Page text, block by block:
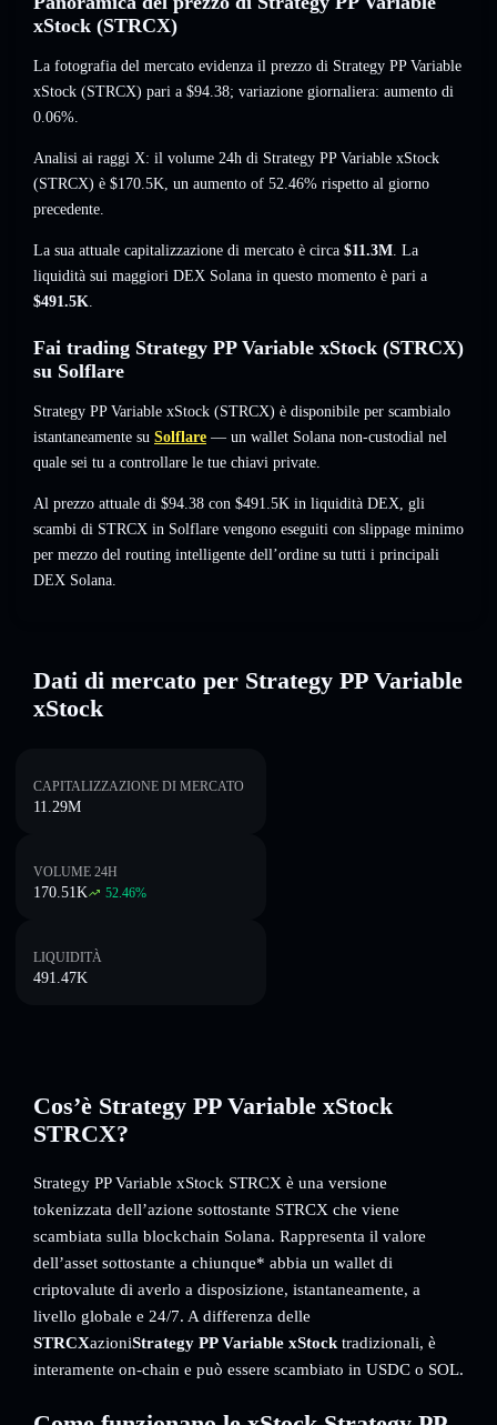
xStock (STRCX)
La fotografia del mercato evidenza il prezzo di Strategy PP Variable
xStock (STRCX) pari a $94.38; variazione giornaliera: aumento di
0.06%.
Analisi ai raggi X: il volume 24h di Strategy PP Variable xStock
(STRCX) è $170.5K, un aumento of 52.46% rispetto al giorno
precedente.
La sua attuale capitalizzazione di mercato è circa $11.3M. La
liquidità sui maggiori DEX Solana in questo momento è pari a
$491.5K.
Fai trading Strategy PP Variable xStock (STRCX)
su Solflare
Strategy PP Variable xStock (STRCX) è disponibile per scambialo
istantaneamente su Solflare — un wallet Solana non-custodial nel
quale sei tu a controllare le tue chiavi private.
Al prezzo attuale di $94.38 con $491.5K in liquidità DEX, gli
scambi di STRCX in Solflare vengono eseguiti con slippage minimo
per mezzo del routing intelligente dell’ordine su tutti i principali
DEX Solana.
Dati di mercato per Strategy PP Variable
xStock
CAPITALIZZAZIONE DI MERCATO
11.29M
VOLUME 24H
170.51K 52.46%
LIQUIDITÀ
491.47K
Cos’è Strategy PP Variable xStock
STRCX?
Strategy PP Variable xStock STRCX è una versione
tokenizzata dell’azione sottostante STRCX che viene
scambiata sulla blockchain Solana. Rappresenta il valore
dell’asset sottostante a chiunque* abbia un wallet di
criptovalute di averlo a disposizione, istantaneamente, a
livello globale e 24/7. A differenza delle
STRCXazioniStrategy PP Variable xStock tradizionali, è
interamente on-chain e può essere scambiato in USDC o SOL.